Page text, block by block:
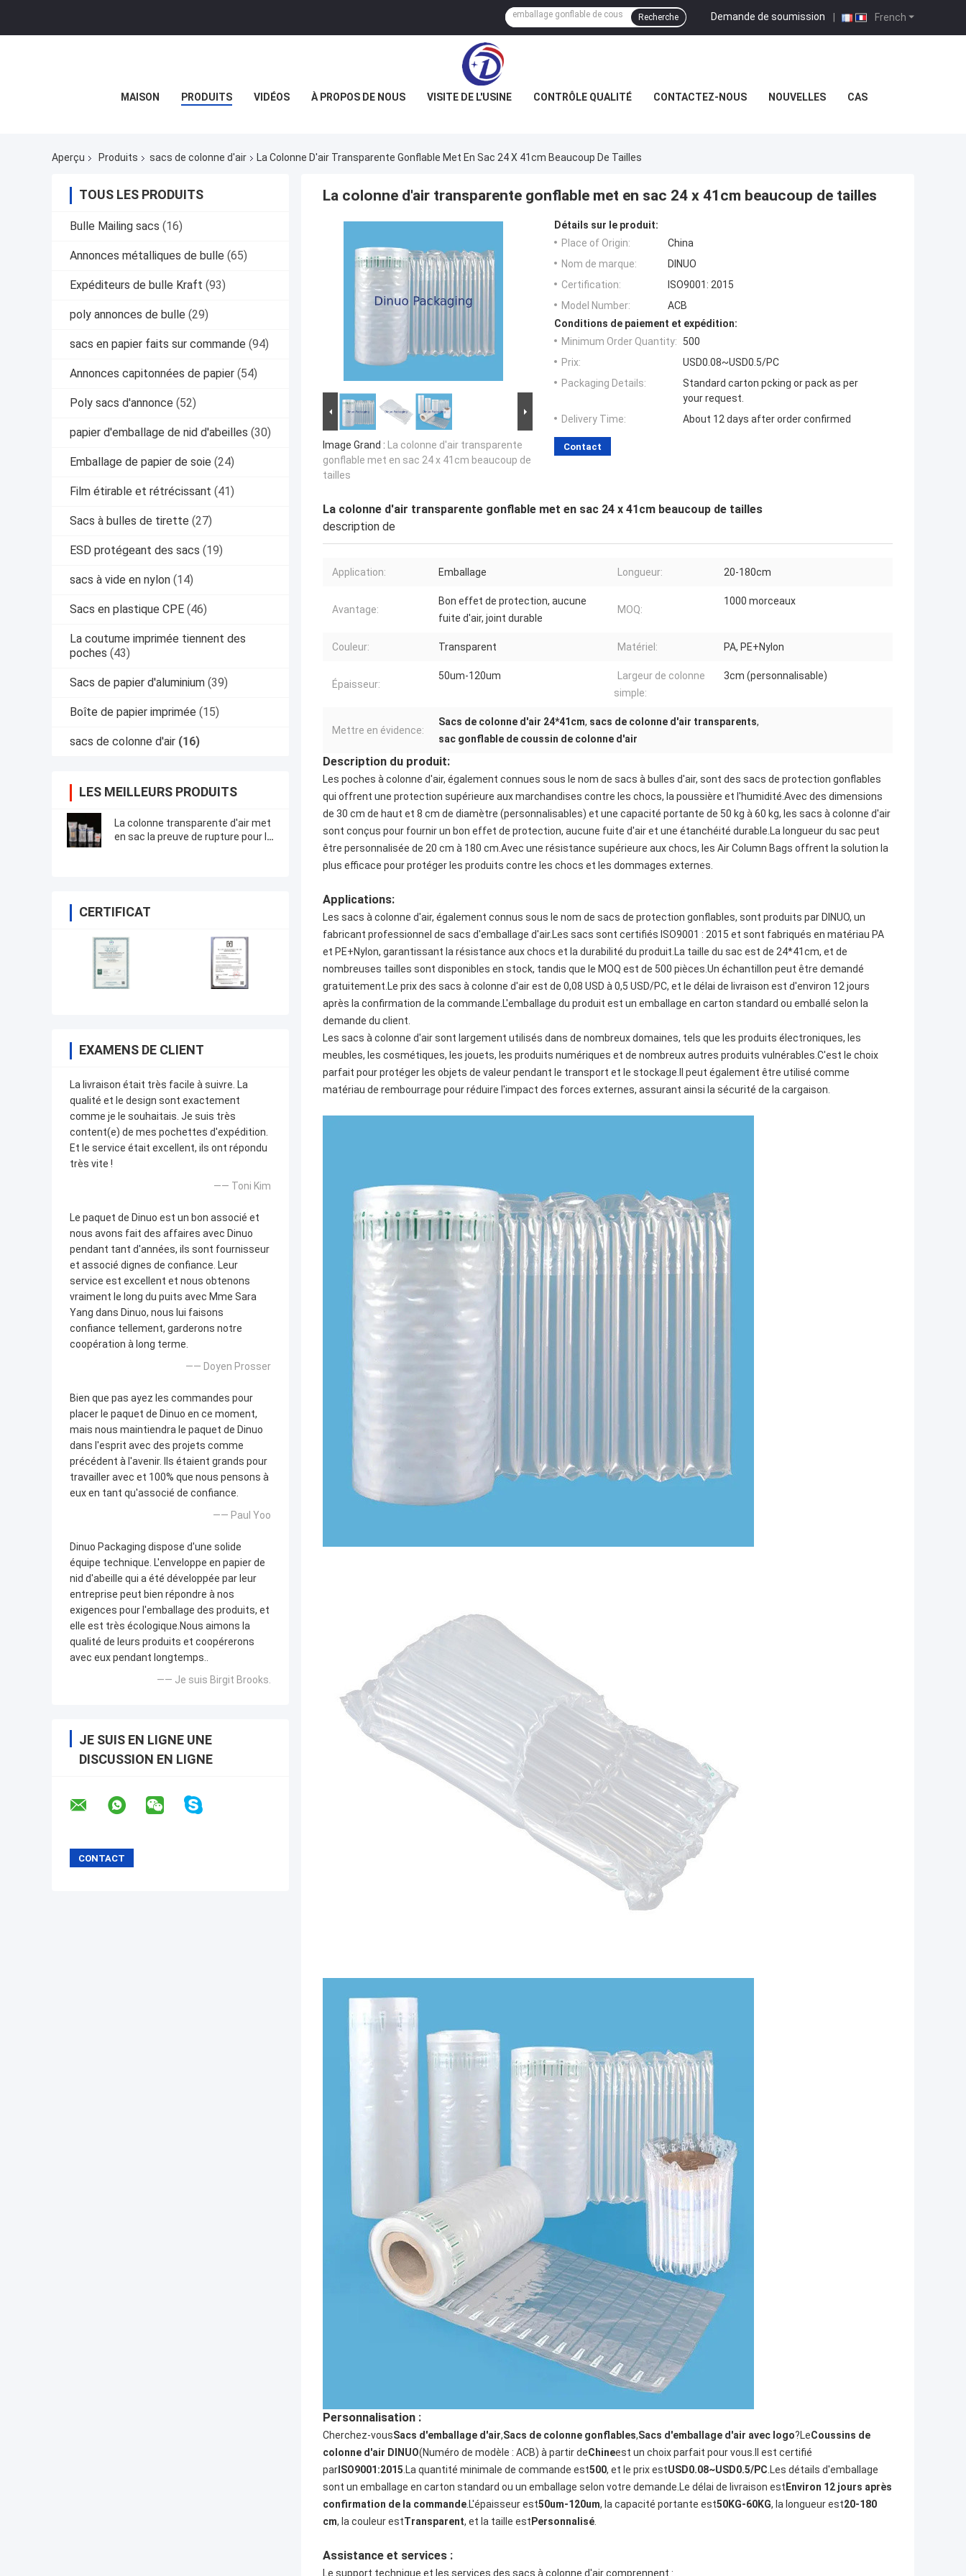
French
Demande de soumission |
Recherche
MAISON PRODUITS VIDÉOS À PROPOS DE NOUS VISITE DE L'USINE CONTRÔLE QUALITÉ CONTACTEZ-NOUS NOUVELLES CAS
Aperçu Produits sacs de colonne d'air La Colonne D'air Transparente Gonflable Met En Sac 24 X 41cm Beaucoup De Tailles
TOUS LES PRODUITS
Bulle Mailing sacs (16)
Annonces métalliques de bulle (65)
Expéditeurs de bulle Kraft (93)
poly annonces de bulle (29)
sacs en papier faits sur commande (94)
Annonces capitonnées de papier (54)
Poly sacs d'annonce (52)
papier d'emballage de nid d'abeilles (30)
Emballage de papier de soie (24)
Film étirable et rétrécissant (41)
Sacs à bulles de tirette (27)
ESD protégeant des sacs (19)
sacs à vide en nylon (14)
Sacs en plastique CPE (46)
La coutume imprimée tiennent des
poches (43)
Sacs de papier d'aluminium (39)
Boîte de papier imprimée (15)
sacs de colonne d'air (16)
LES MEILLEURS PRODUITS
La colonne transparente d'air met
en sac la preuve de rupture pour la
CERTIFICAT
EXAMENS DE CLIENT
La livraison était très facile à suivre. La
qualité et le design sont exactement
comme je le souhaitais. Je suis très
content(e) de mes pochettes d'expédition.
Et le service était excellent, ils ont répondu
très vite !
—— Toni Kim
Le paquet de Dinuo est un bon associé et
nous avons fait des affaires avec Dinuo
pendant tant d'années, ils sont fournisseur
et associé dignes de confiance. Leur
service est excellent et nous obtenons
vraiment le long du puits avec Mme Sara
Yang dans Dinuo, nous lui faisons
confiance tellement, garderons notre
coopération à long terme.
—— Doyen Prosser
Bien que pas ayez les commandes pour
placer le paquet de Dinuo en ce moment,
mais nous maintiendra le paquet de Dinuo
dans l'esprit avec des projets comme
précédent à l'avenir. Ils étaient grands pour
travailler avec et 100% que nous pensons à
eux en tant qu'associé de confiance.
—— Paul Yoo
Dinuo Packaging dispose d'une solide
équipe technique. L'enveloppe en papier de
nid d'abeille qui a été développée par leur
entreprise peut bien répondre à nos
exigences pour l'emballage des produits, et
elle est très écologique.Nous aimons la
qualité de leurs produits et coopérerons
avec eux pendant longtemps..
—— Je suis Birgit Brooks.
JE SUIS EN LIGNE UNE
DISCUSSION EN LIGNE
La colonne d'air transparente gonflable met en sac 24 x 41cm beaucoup de tailles
Image Grand : La colonne d'air transparente
gonflable met en sac 24 x 41cm beaucoup de
tailles
Détails sur le produit:
Place of Origin:
China
Nom de marque:
DINUO
Certification:
ISO9001: 2015
Model Number:
ACB
Conditions de paiement et expédition:
Minimum Order Quantity:
500
Prix:
USD0.08~USD0.5/PC
Packaging Details:
Standard carton pcking or pack as per
your request.
Delivery Time:
About 12 days after order confirmed
Contact
La colonne d'air transparente gonflable met en sac 24 x 41cm beaucoup de tailles
description de
Application: Emballage Longueur: 20-180cm
Avantage:
Bon effet de protection, aucune
fuite d'air, joint durable
MOQ:
1000 morceaux
Couleur: Transparent Matériel: PA, PE+Nylon
Épaisseur:
50um-120um
Largeur de colonne
simple:
3cm (personnalisable)
Mettre en évidence:
Sacs de colonne d'air 24*41cm, sacs de colonne d'air transparents,
sac gonflable de coussin de colonne d'air
Description du produit:
Les poches à colonne d'air, également connues sous le nom de sacs à bulles d'air, sont des sacs de protection gonflables
qui offrent une protection supérieure aux marchandises contre les chocs, la poussière et l'humidité.Avec des dimensions
de 30 cm de haut et 8 cm de diamètre (personnalisables) et une capacité portante de 50 kg à 60 kg, les sacs à colonne d'air
sont conçus pour fournir un bon effet de protection, aucune fuite d'air et une étanchéité durable.La longueur du sac peut
être personnalisée de 20 cm à 180 cm.Avec une résistance supérieure aux chocs, les Air Column Bags offrent la solution la
plus efficace pour protéger les produits contre les chocs et les dommages externes.
Applications:
Les sacs à colonne d'air, également connus sous le nom de sacs de protection gonflables, sont produits par DINUO, un
fabricant professionnel de sacs d'emballage d'air.Les sacs sont certifiés ISO9001 : 2015 et sont fabriqués en matériau PA
et PE+Nylon, garantissant la résistance aux chocs et la durabilité du produit.La taille du sac est de 24*41cm, et de
nombreuses tailles sont disponibles en stock, tandis que le MOQ est de 500 pièces.Un échantillon peut être demandé
gratuitement.Le prix des sacs à colonne d'air est de 0,08 USD à 0,5 USD/PC, et le délai de livraison est d'environ 12 jours
après la confirmation de la commande.L'emballage du produit est un emballage en carton standard ou emballé selon la
demande du client.
Les sacs à colonne d'air sont largement utilisés dans de nombreux domaines, tels que les produits électroniques, les
meubles, les cosmétiques, les jouets, les produits numériques et de nombreux autres produits vulnérables.C'est le choix
parfait pour protéger les objets de valeur pendant le transport et le stockage.Il peut également être utilisé comme
matériau de rembourrage pour réduire l'impact des forces externes, assurant ainsi la sécurité de la cargaison.
Personnalisation :
Cherchez-vousSacs d'emballage d'air,Sacs de colonne gonflables,Sacs d'emballage d'air avec logo?LeCoussins de
colonne d'air DINUO(Numéro de modèle : ACB) à partir deChineest un choix parfait pour vous.Il est certifié
par ISO9001:2015.La quantité minimale de commande est500, et le prix estUSD0.08~USD0.5/PC.Les détails d'emballage
sont un emballage en carton standard ou un emballage selon votre demande.Le délai de livraison est Environ 12 jours après
confirmation de la commande.L'épaisseur est50um-120um, la capacité portante est50KG-60KG, la longueur est20-180
cm, la couleur estTransparent, et la taille est Personnalisé.
Assistance et services :
Le support technique et les services des sacs à colonne d'air comprennent :